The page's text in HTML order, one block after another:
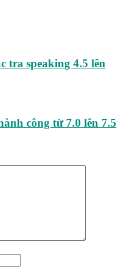
tra speaking 4.5 lên
công từ 7.0 lên 7.5